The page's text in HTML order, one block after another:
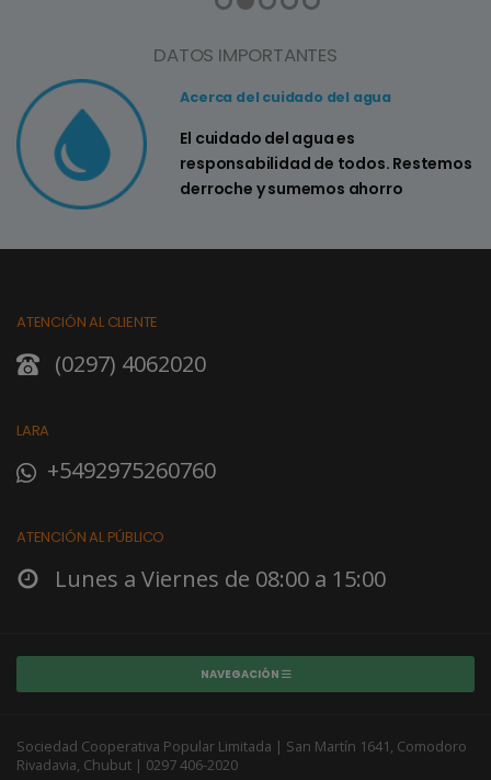
DATOS IMPORTANTES
Acerca del cuidado del agua
El cuidado del agua es
responsabilidad de todos. Restemos
derroche y sumemos ahorro
ATENCIÓN AL CLIENTE
(0297) 4062020
LARA
+5492975260760
ATENCIÓN AL PÚBLICO
Lunes a Viernes de 08:00 a 15:00
NAVEGACIÓN
Sociedad Cooperativa Popular Limitada | San Martín 1641, Comodoro
Rivadavia, Chubut | 0297 406-2020